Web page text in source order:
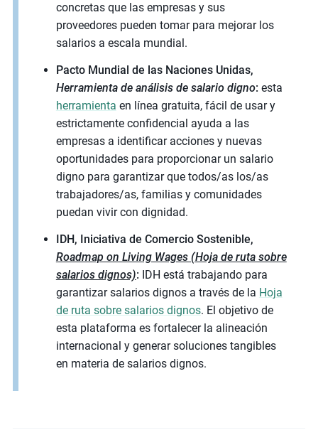
concretas que las empresas y sus
proveedores pueden tomar para mejorar los
salarios a escala mundial.
Pacto Mundial de las Naciones Unidas,
Herramienta de análisis de salario digno: esta
herramienta en línea gratuita, fácil de usar y
estrictamente confidencial ayuda a las
empresas a identificar acciones y nuevas
oportunidades para proporcionar un salario
digno para garantizar que todos/as los/as
trabajadores/as, familias y comunidades
puedan vivir con dignidad.
IDH, Iniciativa de Comercio Sostenible,
Roadmap on Living Wages (Hoja de ruta sobre
salarios dignos): IDH está trabajando para
garantizar salarios dignos a través de la Hoja
de ruta sobre salarios dignos. El objetivo de
esta plataforma es fortalecer la alineación
internacional y generar soluciones tangibles
en materia de salarios dignos.